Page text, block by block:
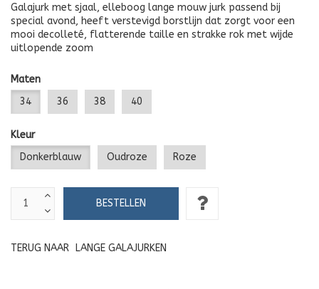
Galajurk met sjaal, elleboog lange mouw jurk passend bij
special avond, heeft verstevigd borstlijn dat zorgt voor een
mooi decolleté, flatterende taille en strakke rok met wijde
uitlopende zoom
Maten
34
36 38 40
Kleur
Donkerblauw
Oudroze Roze
TERUG NAAR LANGE GALAJURKEN